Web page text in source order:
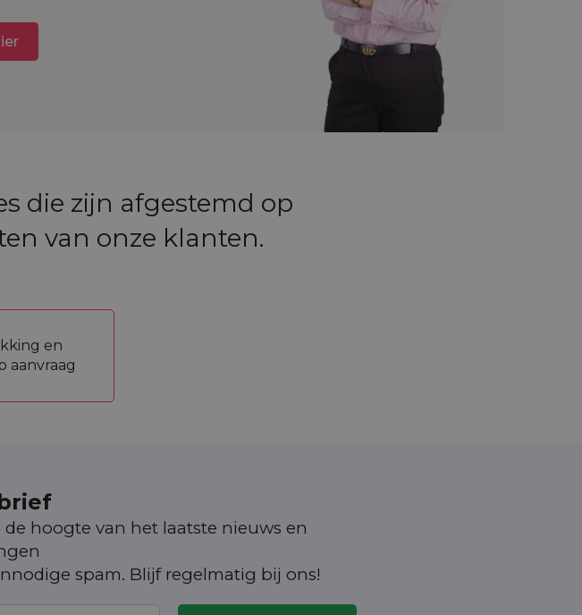
die zijn afgestemd op
van onze klanten.
en
aanvraag
hoogte van het laatste nieuws en
spam. Blijf regelmatig bij ons!